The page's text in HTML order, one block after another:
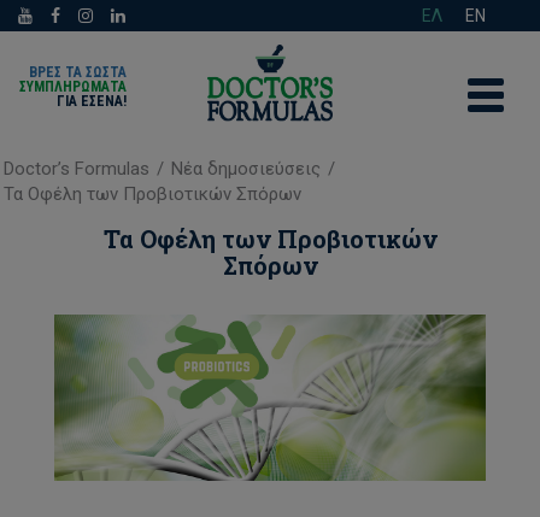
ΕΛ EN
ΒΡΕΣ ΤΑ ΣΩΣΤΑ
ΣΥΜΠΛΗΡΩΜΑΤΑ
ΓΙΑ ΕΣΈΝΑ!
Doctor’s Formulas / Νέα δημοσιεύσεις /
Τα Οφέλη των Προβιοτικών Σπόρων
Τα Οφέλη των Προβιοτικών
Σπόρων